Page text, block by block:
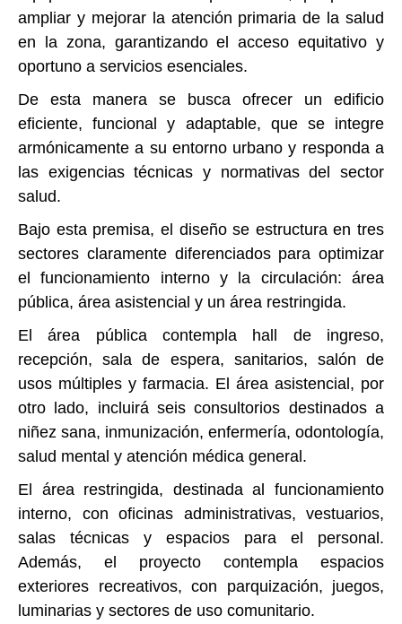
ampliar y mejorar la atención primaria de la salud
en la zona, garantizando el acceso equitativo y
oportuno a servicios esenciales.
De esta manera se busca ofrecer un edificio
eficiente, funcional y adaptable, que se integre
armónicamente a su entorno urbano y responda a
las exigencias técnicas y normativas del sector
salud.
Bajo esta premisa, el diseño se estructura en tres
sectores claramente diferenciados para optimizar
el funcionamiento interno y la circulación: área
pública, área asistencial y un área restringida.
El área pública contempla hall de ingreso,
recepción, sala de espera, sanitarios, salón de
usos múltiples y farmacia. El área asistencial, por
otro lado, incluirá seis consultorios destinados a
niñez sana, inmunización, enfermería, odontología,
salud mental y atención médica general.
El área restringida, destinada al funcionamiento
interno, con oficinas administrativas, vestuarios,
salas técnicas y espacios para el personal.
Además, el proyecto contempla espacios
exteriores recreativos, con parquización, juegos,
luminarias y sectores de uso comunitario.